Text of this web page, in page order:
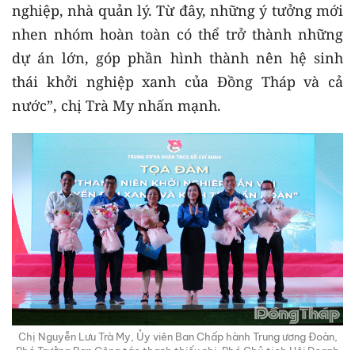
nghiệp, nhà quản lý. Từ đây, những ý tưởng mới
nhen nhóm hoàn toàn có thể trở thành những
dự án lớn, góp phần hình thành nên hệ sinh
thái khởi nghiệp xanh của Đồng Tháp và cả
nước”, chị Trà My nhấn mạnh.
Chị Nguyễn Lưu Trà My, Ủy viên Ban Chấp hành Trung ương Đoàn,